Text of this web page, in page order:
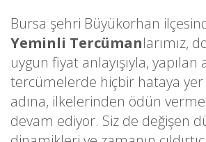
Bursa şehri Büyükorhan
Yeminli Tercümanlarımız,
uygun fiyat anlayışıyla, yapılan
tercümelerde hiçbir hataya
adına, ilkelerinden ödün
devam ediyor. Siz de değişen